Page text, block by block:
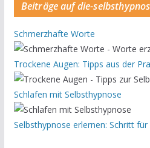
Beiträge auf die-
Schmerzhafte Worte
Trockene Augen: Tipps aus der
Schlafen mit Selbsthypnose
Selbsthypnose erlernen: Schritt